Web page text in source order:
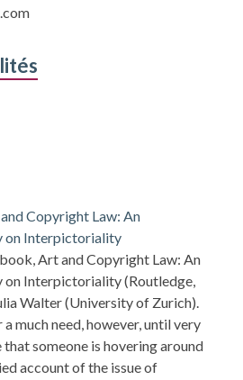
Copyright Law: An
on Interpictoriality
Art and Copyright Law: An
on Interpictoriality (Routledge,
Walter (University of Zurich).
much need, however, until very
someone is hovering around
account of the issue of